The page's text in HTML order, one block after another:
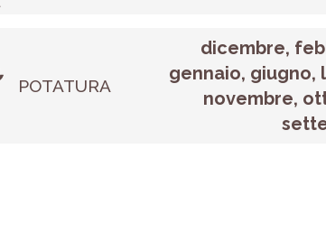
POTATURA
dicembre,
gennaio, giugno,
novembre,